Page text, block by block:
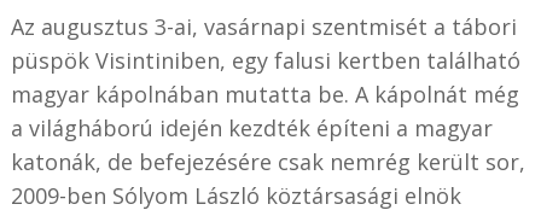
Az augusztus 3-ai, vasárnapi szentmisét a tábori
püspök Visintiniben, egy falusi kertben található
magyar kápolnában mutatta be. A kápolnát még
a világháború idején kezdték építeni a magyar
katonák, de befejezésére csak nemrég került sor,
2009-ben Sólyom László köztársasági elnök